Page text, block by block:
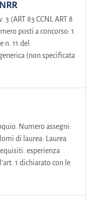
(ART 83 CCNL ART 8
posti a concorso: 1
11 del
(non specificata
Numero assegni:
di laurea: Laurea
esperienza
1 dichiarato con le